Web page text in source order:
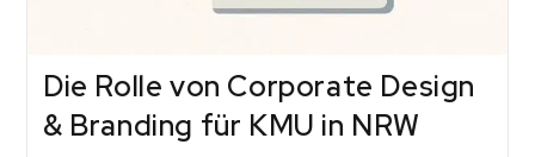
Die Rolle von Corporate Design
& Branding für KMU in NRW